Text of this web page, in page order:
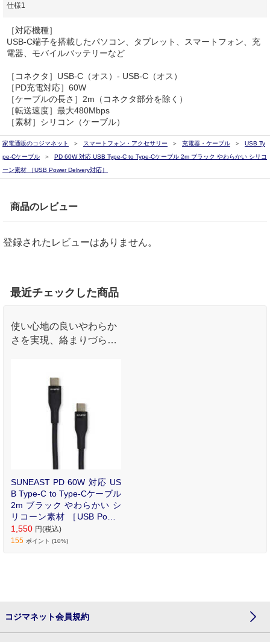
仕様1
［対応機種］
USB-C端子を搭載したパソコン、タブレット、スマートフォン、充
電器、モバイルバッテリーなど
［コネクタ］USB-C（オス）- USB-C（オス）
［PD充電対応］60W
［ケーブルの長さ］2m（コネクタ部分を除く）
［転送速度］最大480Mbps
［素材］シリコン（ケーブル）
家電通販のコジマネット スマートフォン・アクセサリー 充電器・ケーブル
USB Ty
pe-Cケーブル
PD 60W 対応 USB Type-C to Type-Cケーブル 2m ブラック やわらかい シリコ
ーン素材 ［USB Power Delivery対応］
商品のレビュー
登録されたレビューはありません。
最近チェックした商品
使い心地の良いやわらか
さを実現、絡まりづら
SUNEAST PD 60W 対応 US
B Type-C to Type-Cケーブル
2m ブラック やわらかい シ
リコーン素材 ［USB Power
Delivery対応］ SE-KB060CC
0004BKF
1,550 円(税込)
155 ポイント (10%)
コジマネット会員規約